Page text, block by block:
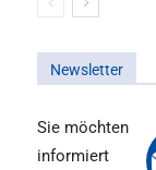
Newsletter
Sie möchten
informiert